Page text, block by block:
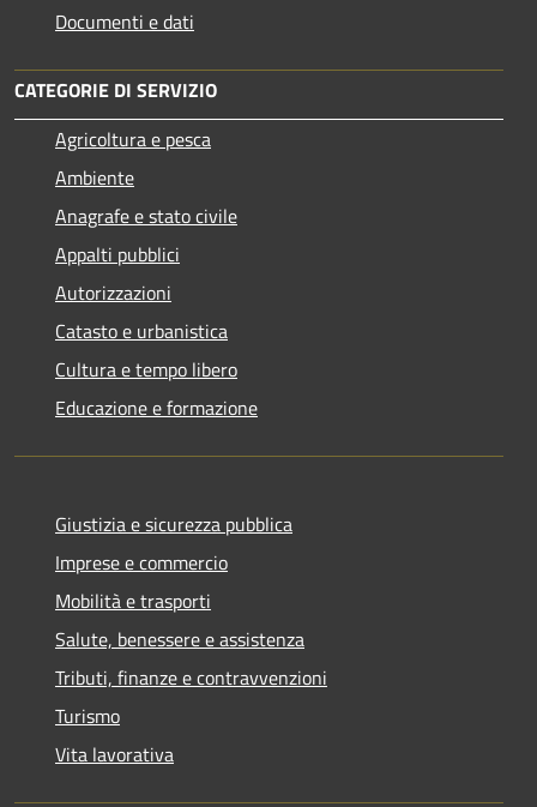
Documenti e dati
CATEGORIE DI SERVIZIO
Agricoltura e pesca
Ambiente
Anagrafe e stato civile
Appalti pubblici
Autorizzazioni
Catasto e urbanistica
Cultura e tempo libero
Educazione e formazione
Giustizia e sicurezza pubblica
Imprese e commercio
Mobilità e trasporti
Salute, benessere e assistenza
Tributi, finanze e contravvenzioni
Turismo
Vita lavorativa